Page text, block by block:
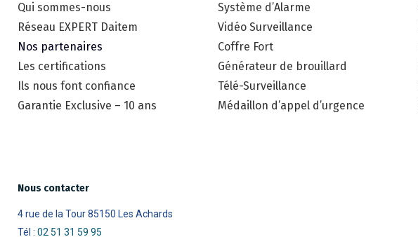
Qui sommes-nous
Réseau EXPERT Daitem
Nos partenaires
Les certifications
Ils nous font confiance
Garantie Exclusive – 10 ans
Système d’Alarme
Vidéo Surveillance
Coffre Fort
Générateur de brouillard
Télé-Surveillance
Médaillon d’appel d’urgence
Nous contacter
4 rue de la Tour 85150 Les Achards
Tél : 02 51 31 59 95